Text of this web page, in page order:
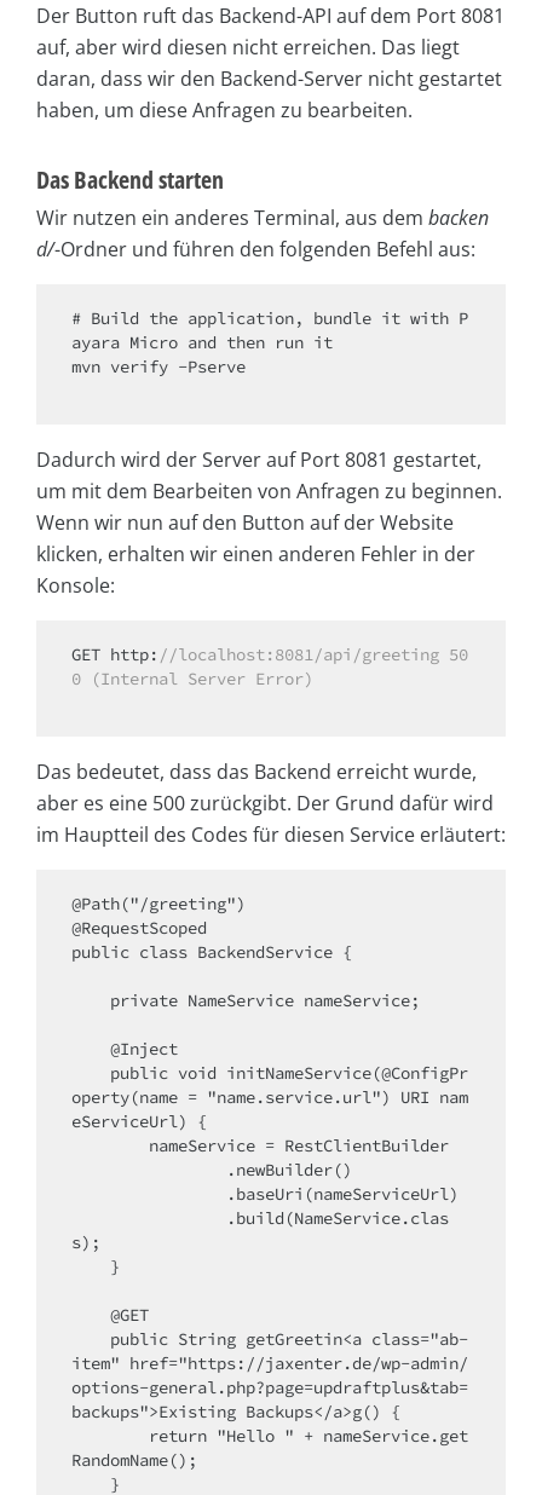
Der Button ruft das Backend-API auf dem Port 8081
auf, aber wird diesen nicht erreichen. Das liegt
daran, dass wir den Backend-Server nicht gestartet
haben, um diese Anfragen zu bearbeiten.
Das Backend starten
Wir nutzen ein anderes Terminal, aus dem backen
d/-Ordner und führen den folgenden Befehl aus:
# Build the application, bundle it with P
ayara Micro and then run it
mvn verify -Pserve
Dadurch wird der Server auf Port 8081 gestartet,
um mit dem Bearbeiten von Anfragen zu beginnen.
Wenn wir nun auf den Button auf der Website
klicken, erhalten wir einen anderen Fehler in der
Konsole:
GET http: //localhost:8081/api/greeting 50
0 (Internal Server Error)
Das bedeutet, dass das Backend erreicht wurde,
aber es eine 500 zurückgibt. Der Grund dafür wird
im Hauptteil des Codes für diesen Service erläutert:
@Path("/greeting")
@RequestScoped
public class BackendService {
operty(name = "name.service.url") URI nam
eServiceUrl) {
s);
item" href="https://jaxenter.de/wp-admin/
options-general.php?page=updraftplus&tab=
backups">Existing Backups</a>g() {
RandomName();